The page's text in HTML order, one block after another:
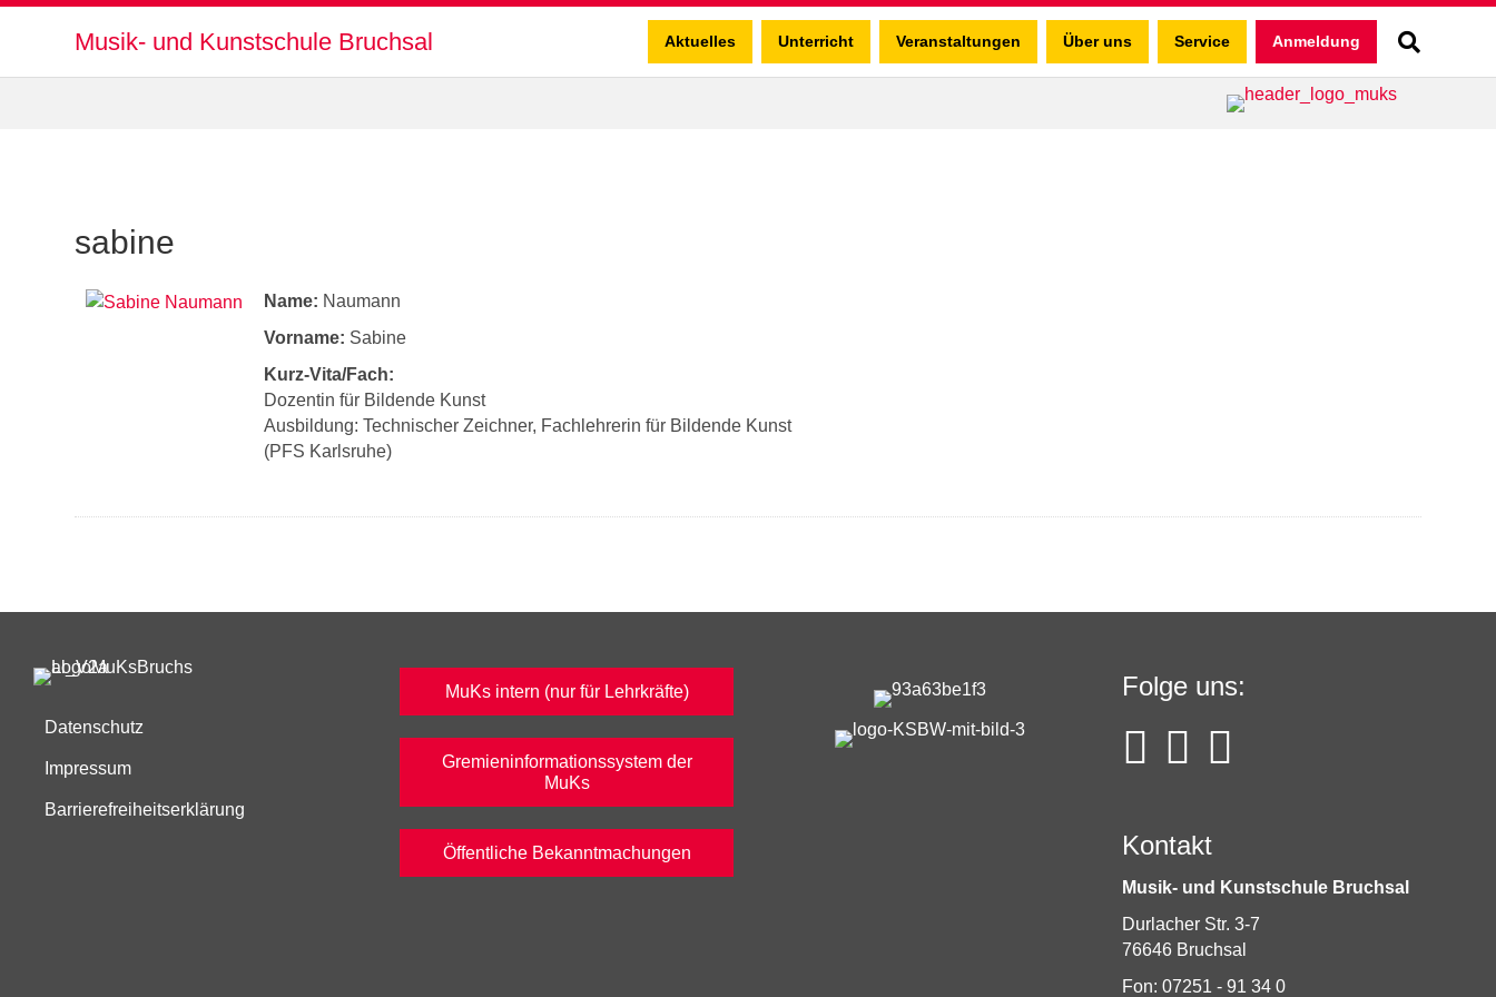
Musik- und Kunstschule Bruchsal Aktuelles Unterricht Veranstaltungen Über uns Service Anmeldung
sabine
Name: Naumann
Vorname: Sabine
Kurz-Vita/Fach:
Dozentin für Bildende Kunst
Ausbildung: Technischer Zeichner, Fachlehrerin für Bildende Kunst
(PFS Karlsruhe)
Datenschutz
Impressum
Barrierefreiheitserklärung
MuKs intern (nur für Lehrkräfte)
Gremieninformationssystem der
MuKs
Öffentliche Bekanntmachungen
Folge uns:
Kontakt
Musik- und Kunstschule Bruchsal
Durlacher Str. 3-7
76646 Bruchsal
Fon: 07251 - 91 34 0